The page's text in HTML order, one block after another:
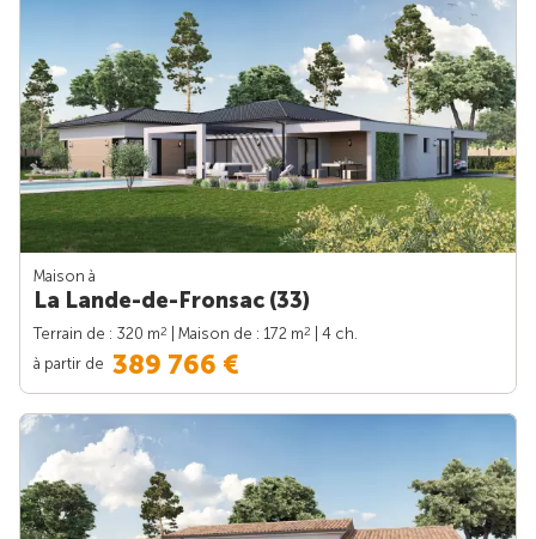
Maison à
La Lande-de-Fronsac (33)
Terrain de : 320 m2 | Maison de : 172 m2
| 4 ch.
à partir de 389 766 €